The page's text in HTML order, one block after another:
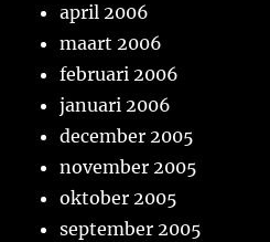
april 2006
maart 2006
februari 2006
januari 2006
december 2005
november 2005
oktober 2005
september 2005